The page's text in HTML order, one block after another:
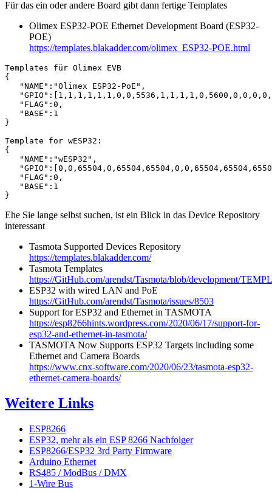
Für das ein oder andere Board gibt dann fertige Templates
Olimex ESP32-POE Ethernet Development Board (ESP32-
POE)
https://templates.blakadder.com/olimex_ESP32-POE.html
Templates für Olimex EVB
{
   "NAME":"Olimex ESP32-PoE",
   "FLAG":0,
   "BASE":1
}
Template for wESP32:
{
   "NAME":"wESP32",
   "FLAG":0,
   "BASE":1
}
Ehe Sie lange selbst suchen, ist ein Blick in das Device Repository
interessant
Tasmota Supported Devices Repository
https://templates.blakadder.com/
Tasmota Templates
https://GitHub.com/arendst/Tasmota/blob/development/
ESP32 with wired LAN and PoE
https://GitHub.com/arendst/Tasmota/issues/8503
Support for ESP32 and Ethernet in TASMOTA
https://esp8266hints.wordpress.com/2020/06/17/support-for-
esp32-and-ethernet-in-tasmota/
TASMOTA Now Supports ESP32 Targets including some
Ethernet and Camera Boards
https://www.cnx-software.com/2020/06/23/tasmota-esp32-
ethernet-camera-boards/
Weitere Links
ESP8266
ESP32, mehr als ein ESP 8266 Nachfolger
ESP8266/ESP32 3rd Party Firmware
Arduino Ethernet
RS485 / ModBus / DMX
1-Wire Bus